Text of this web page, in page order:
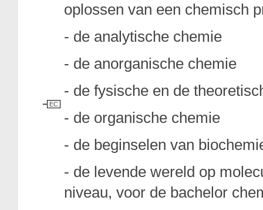
EC
oplossen van een chemisch
- de analytische chemie
- de anorganische chemie
- de fysische en de
- de organische chemie
- de beginselen van
- de levende wereld op
niveau, voor de bachelor